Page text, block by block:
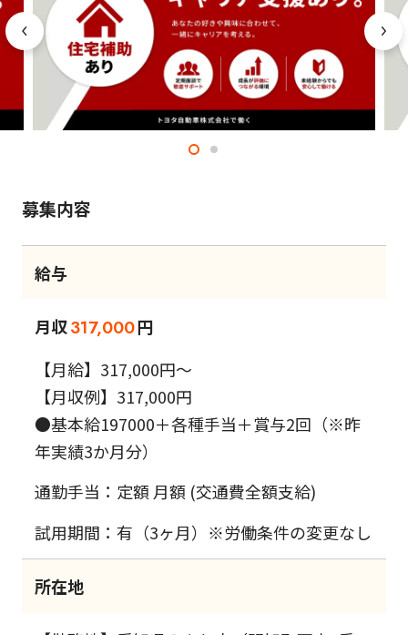
募集内容
給与
月収317,000円
【月給】317,000円～
【月収例】317,000円
●基本給197000＋各種手当＋賞与2回（※昨
年実績3か月分）
通勤手当：定額 月額 (交通費全額支給)
試用期間：有（3ヶ月）※労働条件の変更なし
所在地